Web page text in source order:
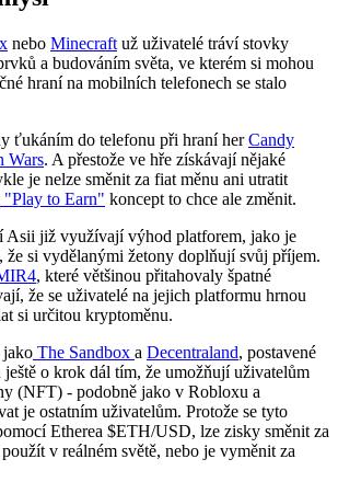
nebo Minecraft už uživatelé tráví stovky
a budováním světa, ve kterém si mohou
hraní na mobilních telefonech se stalo
ťukáním do telefonu při hraní herCandy
Wars. A přestože ve hře získávají nějaké
je nelze směnit za fiat měnu ani utratit
"Play to Earn" koncept to chce ale změnit.
Asii již využívají výhod platforem, jako je
že si vydělanými žetony doplňují svůj příjem.
, které většinou přitahovaly špatné
že se uživatelé na jejich platformu hrnou
si určitou kryptoměnu.
The Sandbox a Decentraland, postavené
o krok dál tím, že umožňují uživatelům
(NFT) - podobně jako v Robloxu a
je ostatním uživatelům. Protože se tyto
Etherea $ETH/USD, lze zisky směnit za
v reálném světě, nebo je vyměnit za